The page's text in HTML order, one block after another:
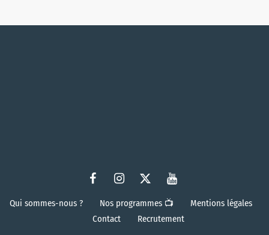
Qui sommes-nous ? Nos programmes 📺
Mentions légales
Contact
Recrutement